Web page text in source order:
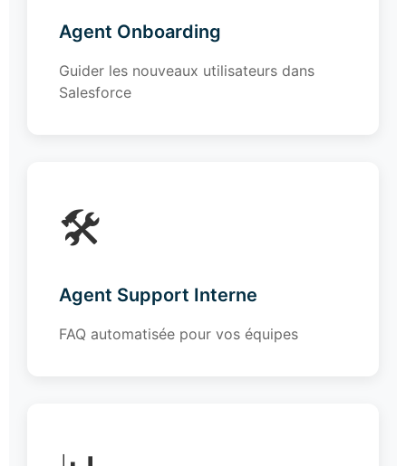
Agent Onboarding
Guider les nouveaux utilisateurs dans
Salesforce
🛠️
Agent Support Interne
FAQ automatisée pour vos équipes